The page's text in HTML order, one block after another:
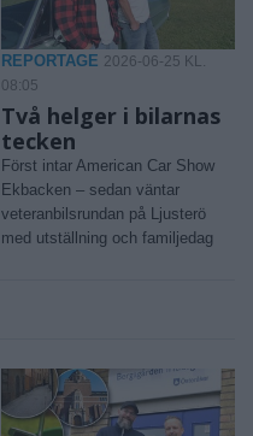
REPORTAGE 2026-06-25 KL.
08:05
Två helger i bilarnas
tecken
Först intar American Car Show
Ekbacken – sedan väntar
veteranbilsrundan på Ljusterö
med utställning och familjedag